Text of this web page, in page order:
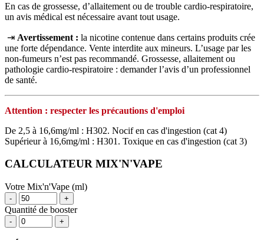
En cas de grossesse, d’allaitement ou de trouble cardio-respiratoire,
un avis médical est nécessaire avant tout usage.
⇥ Avertissement : la nicotine contenue dans certains produits crée
une forte dépendance. Vente interdite aux mineurs. L’usage par les
non‑fumeurs n’est pas recommandé. Grossesse, allaitement ou
pathologie cardio‑respiratoire : demander l’avis d’un professionnel
de santé.
Attention : respecter les précautions d'emploi
De 2,5 à 16,6mg/ml : H302. Nocif en cas d'ingestion (cat 4)
Supérieur à 16,6mg/ml : H301. Toxique en cas d'ingestion (cat 3)
CALCULATEUR MIX'N'VAPE
Votre Mix'n'Vape (ml)
- +
Quantité de booster
- +